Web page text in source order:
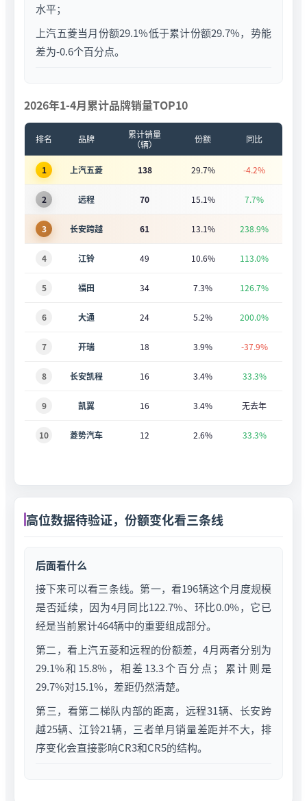
水平；
上汽五菱当月份额29.1%低于累计份额29.7%，势能
差为-0.6个百分点。
2026年1-4月累计品牌销量TOP10
排名 品牌
累计销量
（辆）
份额 同比
1 上汽五菱 138 29.7% -4.2%
2 远程 70 15.1% 7.7%
3 长安跨越 61 13.1% 238.9%
4 江铃 49 10.6% 113.0%
5 福田 34 7.3% 126.7%
6 大通 24 5.2% 200.0%
7 开瑞 18 3.9% -37.9%
8 长安凯程 16 3.4% 33.3%
9 凯翼 16 3.4% 无去年
10 菱势汽车 12 2.6% 33.3%
高位数据待验证，份额变化看三条线
后面看什么
接下来可以看三条线。第一，看196辆这个月度规模
是否延续，因为4月同比122.7%、环比0.0%，它已
经是当前累计464辆中的重要组成部分。
第二，看上汽五菱和远程的份额差，4月两者分别为
29.1%和15.8%，相差13.3个百分点；累计则是
29.7%对15.1%，差距仍然清楚。
第三，看第二梯队内部的距离，远程31辆、长安跨
越25辆、江铃21辆，三者单月销量差距并不大，排
序变化会直接影响CR3和CR5的结构。